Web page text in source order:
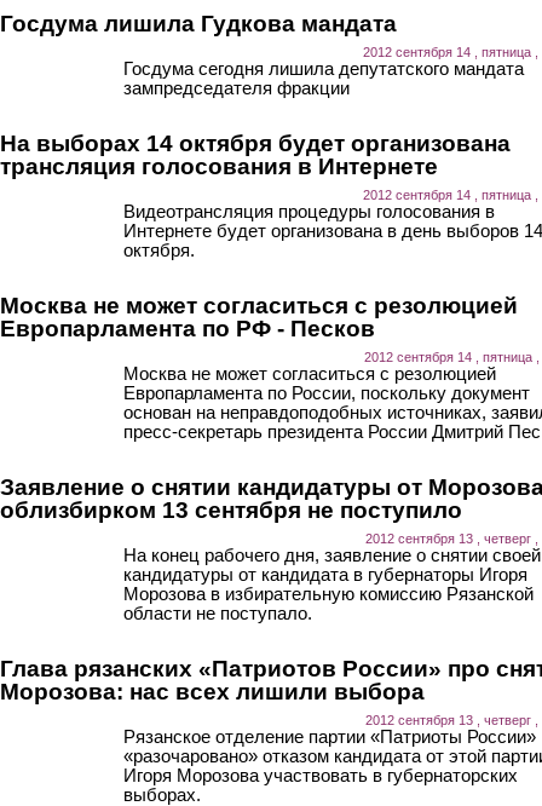
Госдума лишила Гудкова мандата
2012 сентября 14 , пятница ,
Госдума сегодня лишила депутатского мандата
зампредседателя фракции
На выборах 14 октября будет организована
трансляция голосования в Интернете
2012 сентября 14 , пятница ,
Видеотрансляция процедуры голосования в
Интернете будет организована в день выборов 14
октября.
Москва не может согласиться с резолюцией
Европарламента по РФ - Песков
2012 сентября 14 , пятница ,
Москва не может согласиться с резолюцией
Европарламента по России, поскольку документ
основан на неправдоподобных источниках,
пресс-секретарь президента России Дмитрий
Заявление о снятии кандидатуры от
облизбирком 13 сентября не поступило
2012 сентября 13 , четверг ,
На конец рабочего дня, заявление о снятии своей
кандидатуры от кандидата в губернаторы Игоря
Морозова в избирательную комиссию Рязанской
области не поступало.
Глава рязанских «Патриотов России» про
Морозова: нас всех лишили выбора
2012 сентября 13 , четверг ,
Рязанское отделение партии «Патриоты России»
«разочаровано» отказом кандидата от этой
Игоря Морозова участвовать в губернаторских
выборах.